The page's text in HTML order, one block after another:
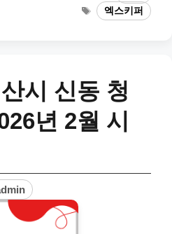
Tags엑스키퍼
시 신동 청
년 2월 시